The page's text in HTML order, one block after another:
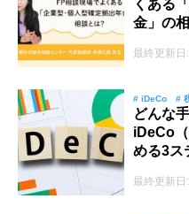
くある
金」の
最終更新
# iDeCo #
どんな
iDeCo
める3ス
最終更新